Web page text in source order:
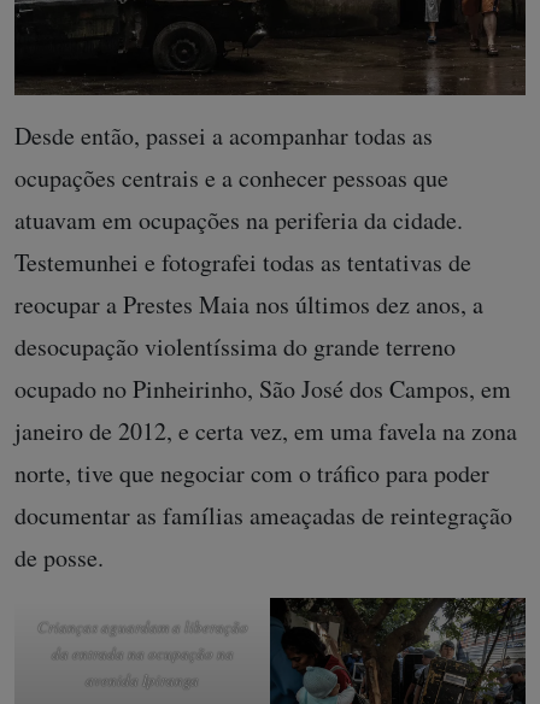
Desde então, passei a acompanhar todas as
ocupações centrais e a conhecer pessoas que
atuavam em ocupações na periferia da cidade.
Testemunhei e fotografei todas as tentativas de
reocupar a Prestes Maia nos últimos dez anos, a
desocupação violentíssima do grande terreno
ocupado no Pinheirinho, São José dos Campos, em
janeiro de 2012, e certa vez, em uma favela na zona
norte, tive que negociar com o tráfico para poder
documentar as famílias ameaçadas de reintegração
de posse.